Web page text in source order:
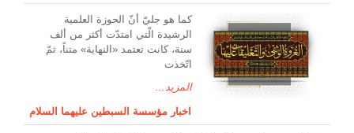
کما هو جليّ أنّ الحوزة العلمیة
الرشیدة الّتي امتدّت أكثر من ألف
سنة، كانت تعتمد «النهاية» متناً، ثمّ
اتّخذت
المزيد...
اخبار مؤسسة السبطين عليهما السلام